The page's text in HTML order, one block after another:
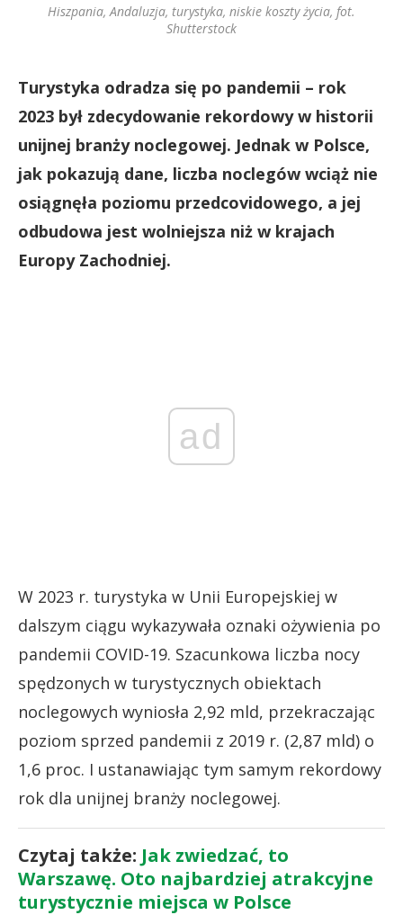
Hiszpania, Andaluzja, turystyka, niskie koszty życia, fot.
Shutterstock
Turystyka odradza się po pandemii – rok
2023 był zdecydowanie rekordowy w historii
unijnej branży noclegowej. Jednak w Polsce,
jak pokazują dane, liczba noclegów wciąż nie
osiągnęła poziomu przedcovidowego, a jej
odbudowa jest wolniejsza niż w krajach
Europy Zachodniej.
ad
W 2023 r. turystyka w Unii Europejskiej w
dalszym ciągu wykazywała oznaki ożywienia po
pandemii COVID-19. Szacunkowa liczba nocy
spędzonych w turystycznych obiektach
noclegowych wyniosła 2,92 mld, przekraczając
poziom sprzed pandemii z 2019 r. (2,87 mld) o
1,6 proc. I ustanawiając tym samym rekordowy
rok dla unijnej branży noclegowej.
Czytaj także: Jak zwiedzać, to
Warszawę. Oto najbardziej atrakcyjne
turystycznie miejsca w Polsce